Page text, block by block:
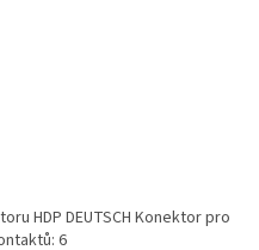
HDP DEUTSCH Konektor pro
6